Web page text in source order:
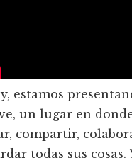
estamos
un lugar en
compartir,
todas sus cosas.